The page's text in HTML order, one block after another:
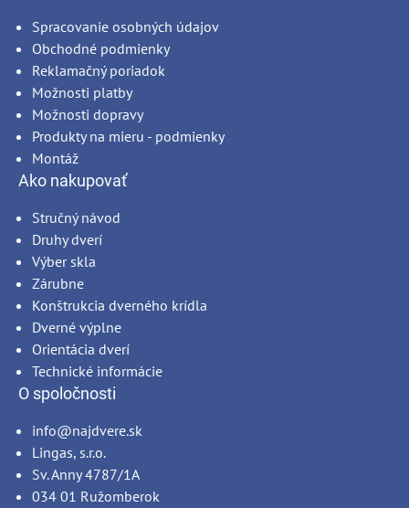
Spracovanie osobných údajov
Obchodné podmienky
Reklamačný poriadok
Možnosti platby
Možnosti dopravy
Produkty na mieru - podmienky
Montáž
Ako nakupovať
Stručný návod
Druhy dverí
Výber skla
Zárubne
Konštrukcia dverného krídla
Dverné výplne
Orientácia dverí
Technické informácie
O spoločnosti
info@najdvere.sk
Lingas, s.r.o.
Sv. Anny 4787/1A
034 01 Ružomberok